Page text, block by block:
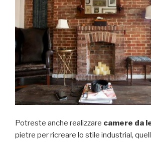
Potreste anche realizzare camere da
pietre per ricreare lo stile industrial,